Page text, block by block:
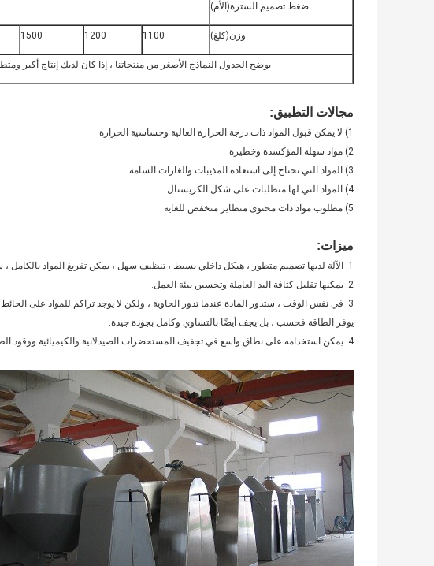
ضغط تصميم السترة(الأم)
وزن(كلغ) 1100
1200
1500
يوضح الجدول النماذج الأصغر من منتجاتنا ، إذا كان لديك إنتاج أكبر
مجالات التطبيق:
1) لا يمكن قبول المواد ذات درجة الحرارة العالية وحساسية الحرارة
2) مواد سهلة المؤكسدة وخطيرة
3) المواد التي تحتاج إلى استعادة المذيبات والغازات السامة
4) المواد التي لها متطلبات على شكل الكريستال
5) مطلوب مواد ذات محتوى متطاير منخفض للغاية
ميزات:
1. الآلة لديها تصميم متطور ، هيكل داخلي بسيط ، تنظيف سهل ، يمكن تفريغ المواد بالكامل ، سهل التشغيل.
2. يمكنها تقليل كثافة اليد العاملة وتحسين بيئة العمل.
3. في نفس الوقت ، ستدور المادة عندما تدور الحاوية ، ولكن لا يوجد تراكم للمواد على
يوفر الطاقة فحسب ، بل يجف أيضًا بالتساوي وكامل بجودة جيدة.
4. يمكن استخدامه على نطاق واسع في تجفيف المستحضرات الصيدلانية والكيميائية ووقود الطعام وغيرها من الصناعات.